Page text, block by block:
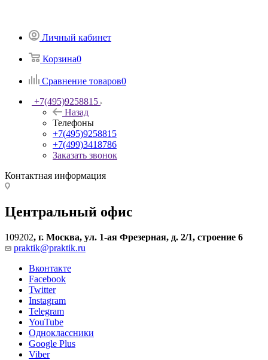
Личный кабинет
Корзина0
Сравнение товаров0
+7(495)9258815
Назад
Телефоны
+7(495)9258815
+7(499)3418786
Заказать звонок
Контактная информация
Центральный офис
109202, г. Москва, ул. 1-ая Фрезерная, д. 2/1, строение 6
praktik@praktik.ru
Вконтакте
Facebook
Twitter
Instagram
Telegram
YouTube
Одноклассники
Google Plus
Viber